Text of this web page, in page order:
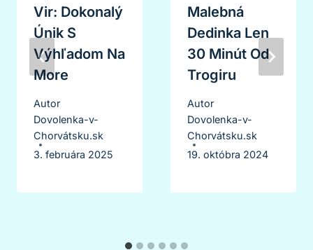
Vir: Dokonalý
Únik S
Výhľadom Na
More
Autor
Dovolenka-v-
Chorvátsku.sk
3. februára 2025
Malebná
Dedinka Len
30 Minút Od
Trogiru
Autor
Dovolenka-v-
Chorvátsku.sk
19. októbra 2024